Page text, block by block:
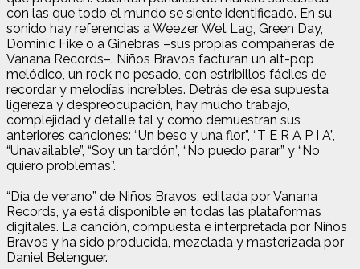
con las que todo el mundo se siente identificado. En su
sonido hay referencias a Weezer, Wet Lag, Green Day,
Dominic Fike o a Ginebras –sus propias compañeras de
Vanana Records–. Niños Bravos facturan un alt-pop
melódico, un rock no pesado, con estribillos fáciles de
recordar y melodías increíbles. Detrás de esa supuesta
ligereza y despreocupación, hay mucho trabajo,
complejidad y detalle tal y como demuestran sus
anteriores canciones: “Un beso y una flor”, “T E R A P I A”,
“Unavailable”, “Soy un tardón”, “No puedo parar” y “No
quiero problemas”.
“Día de verano” de Niños Bravos, editada por Vanana
Records, ya está disponible en todas las plataformas
digitales. La canción, compuesta e interpretada por Niños
Bravos y ha sido producida, mezclada y masterizada por
Daniel Belenguer.